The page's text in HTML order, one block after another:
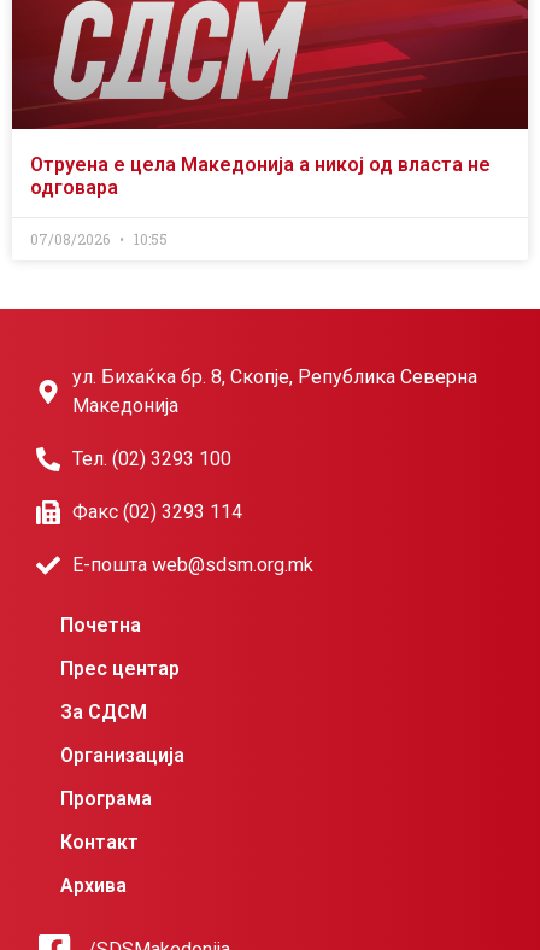
Отруена е цела Македонија а никој од власта не
одговара
07/08/2026 10:55
ул. Бихаќка бр. 8, Скопје, Република Северна
Македонија
Тел. (02) 3293 100
Факс (02) 3293 114
Е-пошта web@sdsm.org.mk
Почетна
Прес центар
За СДСМ
Организација
Програма
Контакт
Архива